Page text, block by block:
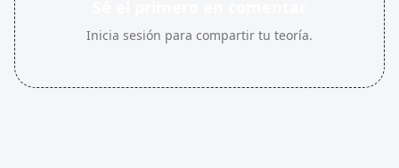
Inicia sesión para compartir tu teoría.